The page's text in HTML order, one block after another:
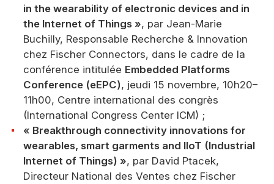
in the wearability of electronic devices and in
the Internet of Things », par Jean-Marie
Buchilly, Responsable Recherche & Innovation
chez Fischer Connectors, dans le cadre de la
conférence intitulée Embedded Platforms
Conference (eEPC), jeudi 15 novembre, 10h20–
11h00, Centre international des congrès
(International Congress Center ICM) ;
« Breakthrough connectivity innovations for
wearables, smart garments and IIoT (Industrial
Internet of Things) », par David Ptacek,
Directeur National des Ventes chez Fischer